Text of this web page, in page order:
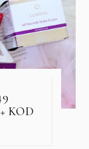
KOD